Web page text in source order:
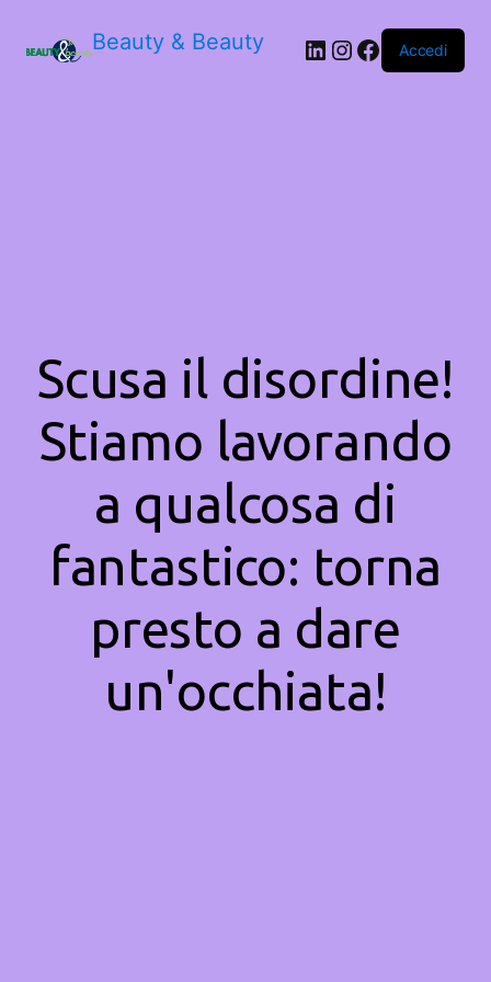
Beauty & Beauty LinkedIn
Instagram
Facebook
Accedi
Scusa il disordine!
Stiamo lavorando
a qualcosa di
fantastico: torna
presto a dare
un'occhiata!